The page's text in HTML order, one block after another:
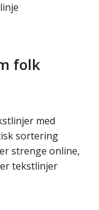
folk
med
sortering
strenge online,
tekstlinjer